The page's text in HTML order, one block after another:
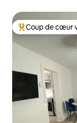
Coup de cœur
Coup de cœur